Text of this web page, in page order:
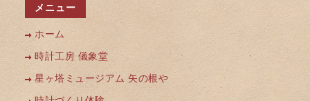
メニュー
ホーム
時計工房 儀象堂
星ヶ塔ミュージアム 矢の根や